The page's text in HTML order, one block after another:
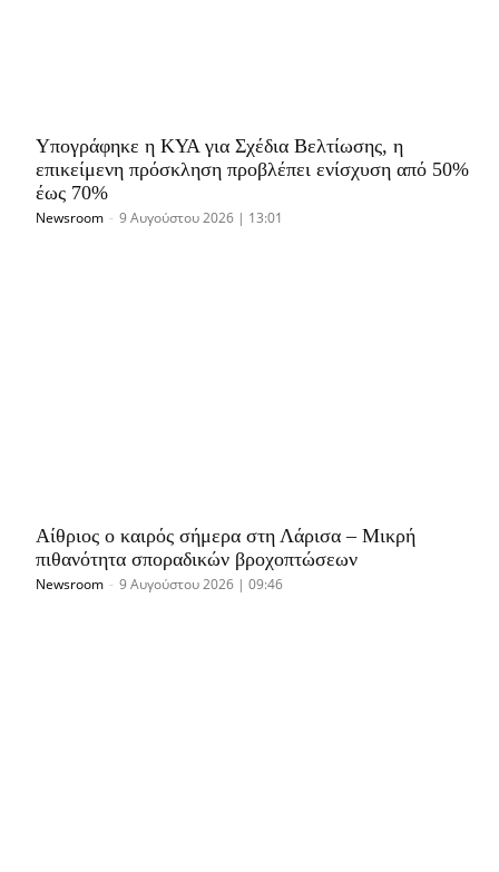
Υπογράφηκε η ΚΥΑ για Σχέδια Βελτίωσης, η
επικείμενη πρόσκληση προβλέπει ενίσχυση από 50%
έως 70%
Newsroom - 9 Αυγούστου 2026 | 13:01
Αίθριος ο καιρός σήμερα στη Λάρισα – Μικρή
πιθανότητα σποραδικών βροχοπτώσεων
Newsroom - 9 Αυγούστου 2026 | 09:46